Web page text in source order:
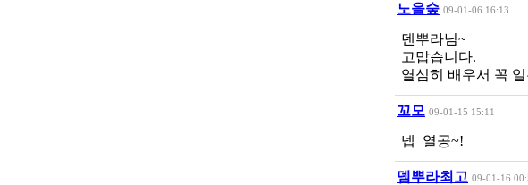
노을숲 09-01-06 16:13
덴뿌라님~
고맙습니다.
열심히 배우서 꼭
꼬모 09-01-15 15:11
넵 열공~!
뎀뿌라최고 09-01-16